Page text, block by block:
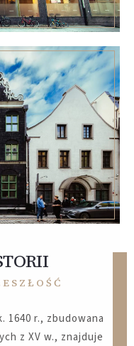
1640 r., zbudowana
z XV w., znajduje